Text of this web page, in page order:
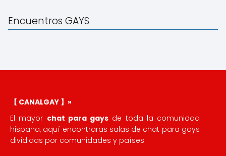
Encuentros GAYS
【 CANALGAY 】»
El mayor chat para gays de toda la comunidad
hispana, aquí encontraras salas de chat para gays
divididas por comunidades y países.